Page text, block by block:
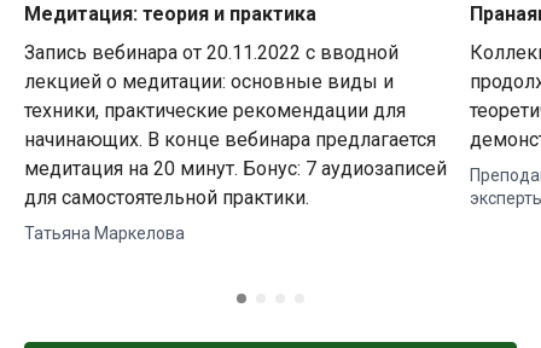
Медитация: теория и практика
Запись вебинара от 20.11.2022 с вводной
лекцией о медитации: основные виды и
техники, практические рекомендации для
начинающих. В конце вебинара предлагается
медитация на 20 минут. Бонус: 7 аудиозаписей
для самостоятельной практики.
Татьяна Маркелова